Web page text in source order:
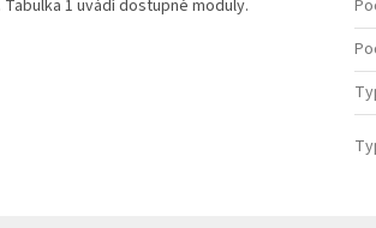
1 uvádí dostupné moduly.